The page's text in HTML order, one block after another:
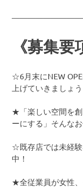
《募集要
☆6月末にNEW
上げていきましょう
★「楽しい空間を
ーにする」そんな
☆既存店では未経
中！
★全従業員が女性